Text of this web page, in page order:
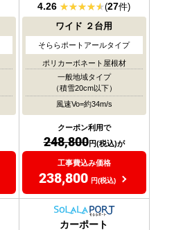
4.26 (27件)
ワイド ２台用
そららポートアールタイプ
ポリカーボネート屋根材
一般地域タイプ
（積雪20cm以下）
風速Vo=約34m/s
クーポン利用で
248,800円(税込)が
工事費込み価格
238,800 円(税込)
カーポート